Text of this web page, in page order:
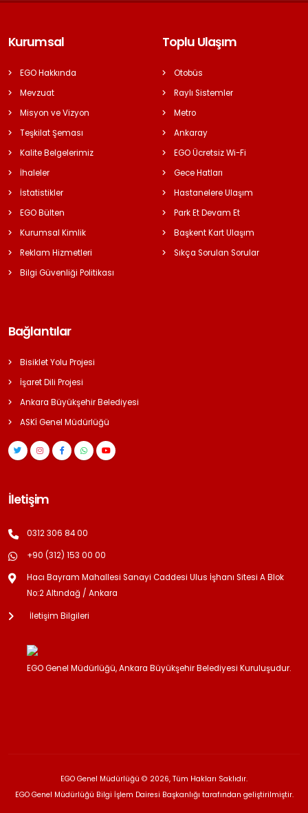
Kurumsal
EGO Hakkında
Mevzuat
Misyon ve Vizyon
Teşkilat Şeması
Kalite Belgelerimiz
İhaleler
İstatistikler
EGO Bülten
Kurumsal Kimlik
Reklam Hizmetleri
Bilgi Güvenliği Politikası
Toplu Ulaşım
Otobüs
Raylı Sistemler
Metro
Ankaray
EGO Ücretsiz Wi-Fi
Gece Hatları
Hastanelere Ulaşım
Park Et Devam Et
Başkent Kart Ulaşım
Sıkça Sorulan Sorular
Bağlantılar
Bisiklet Yolu Projesi
İşaret Dili Projesi
Ankara Büyükşehir Belediyesi
ASKİ Genel Müdürlüğü
İletişim
0312 306 84 00
+90 (312) 153 00 00
Hacı Bayram Mahallesi Sanayi Caddesi Ulus İşhanı Sitesi A Blok
No:2 Altındağ / Ankara
İletişim Bilgileri
EGO Genel Müdürlüğü, Ankara Büyükşehir Belediyesi Kuruluşudur.
EGO Genel Müdürlüğü © 2026, Tüm Hakları Saklıdır.
EGO Genel Müdürlüğü Bilgi İşlem Dairesi Başkanlığı tarafından geliştirilmiştir.